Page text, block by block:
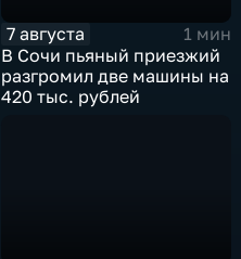
7 августа
1 мин
В Сочи пьяный приезжий
разгромил две машины на
420 тыс. рублей